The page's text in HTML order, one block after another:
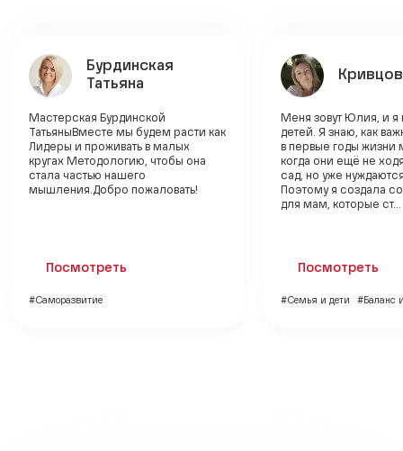
Бурдинская
Татьяна
Мастерская Бурдинской
ТатьяныВместе мы будем расти как
Лидеры и проживать в малых
кругах Методологию, чтобы она
стала частью нашего
мышления.Добро пожаловать!
Посмотреть
#Саморазвитие
Меня зовут Юлия, и я
детей. Я знаю, как
в первые годы
когда они ещё не
сад, но уже
Поэтому я создала
для мам, которые ст...
Посмотреть
#Семья и дети #Баланс